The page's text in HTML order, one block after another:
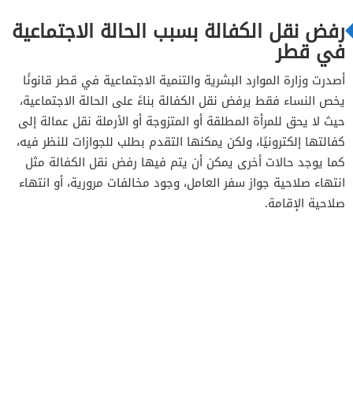
رفض نقل الكفالة بسبب الحالة الاجتماعية
في قطر
أصدرت وزارة الموارد البشرية والتنمية الاجتماعية في قطر قانونًا
يخص النساء فقط يرفض نقل الكفالة بناءً على الحالة الاجتماعية،
حيث لا يحق للمرأة المطلقة أو المتزوجة أو الأرملة نقل عمالة إلى
كفالتها إلكترونيًا، ولكن يمكنها التقدم بطلب للجوازات للنظر فيه،
كما يوجد حالات أخرى يمكن أن يتم فيها رفض نقل الكفالة مثل
انتهاء صلاحية جواز سفر العامل، وجود مخالفات مرورية، أو انتهاء
صلاحية الإقامة.